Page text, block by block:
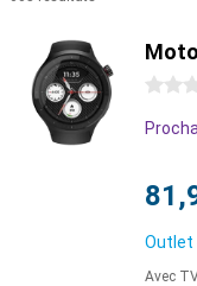
0
Outlet
Avec